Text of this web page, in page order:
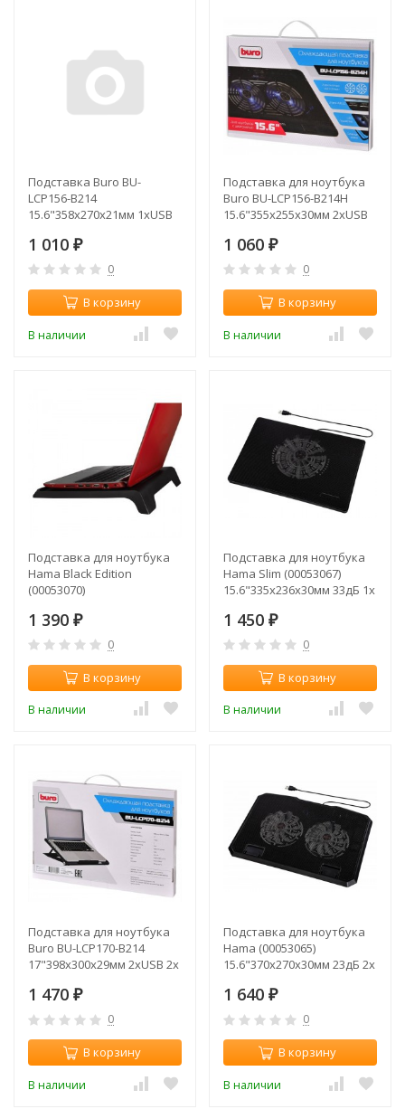
Подставка Buro BU-
LCP156-B214
15.6"358x270x21мм 1xUSB
металлическ (плохая
упаковка)
1 010 ₽
0
В корзину
В наличии
Подставка для ноутбука
Buro BU-LCP156-B214H
15.6"355x255x30мм 2xUSB
металлическая сетка/
пластик черный
1 060 ₽
0
В корзину
В наличии
Подставка для ноутбука
Hama Black Edition
(00053070)
140ммFAN 454г пластик
черный
1 390 ₽
0
В корзину
В наличии
Подставка для ноутбука
Hama Slim (00053067)
15.6"335x236x30мм 33дБ 1x
черный
1 450 ₽
0
В корзину
В наличии
Подставка для ноутбука
Buro BU-LCP170-B214
17"398x300x29мм 2xUSB 2x
металлическая сетка/
пластик черный
1 470 ₽
0
В корзину
В наличии
Подставка для ноутбука
Hama (00053065)
15.6"370x270x30мм 23дБ 2x
черный
1 640 ₽
0
В корзину
В наличии